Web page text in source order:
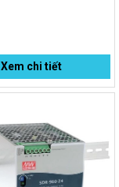
Xem chi tiết